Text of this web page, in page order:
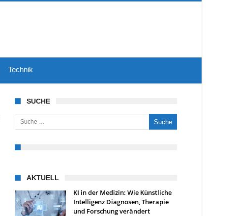
Technik
SUCHE
Suche nach:
AKTUELL
KI in der Medizin: Wie Künstliche
Intelligenz Diagnosen, Therapie
und Forschung verändert